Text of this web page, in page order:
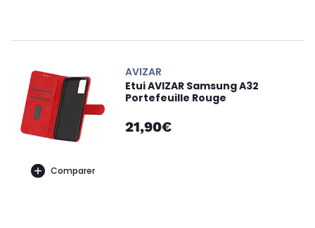
Comparer
AVIZAR
Etui AVIZAR Samsung A32
Portefeuille Rouge
21,90€